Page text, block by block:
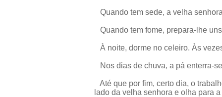
Quando tem sede, a velha
Quando tem fome, prepara-lhe
À noite, dorme no celeiro. Às
Nos dias de chuva, a pá enterra-
Até que por fim, certo dia, o
lado da velha senhora e olha para